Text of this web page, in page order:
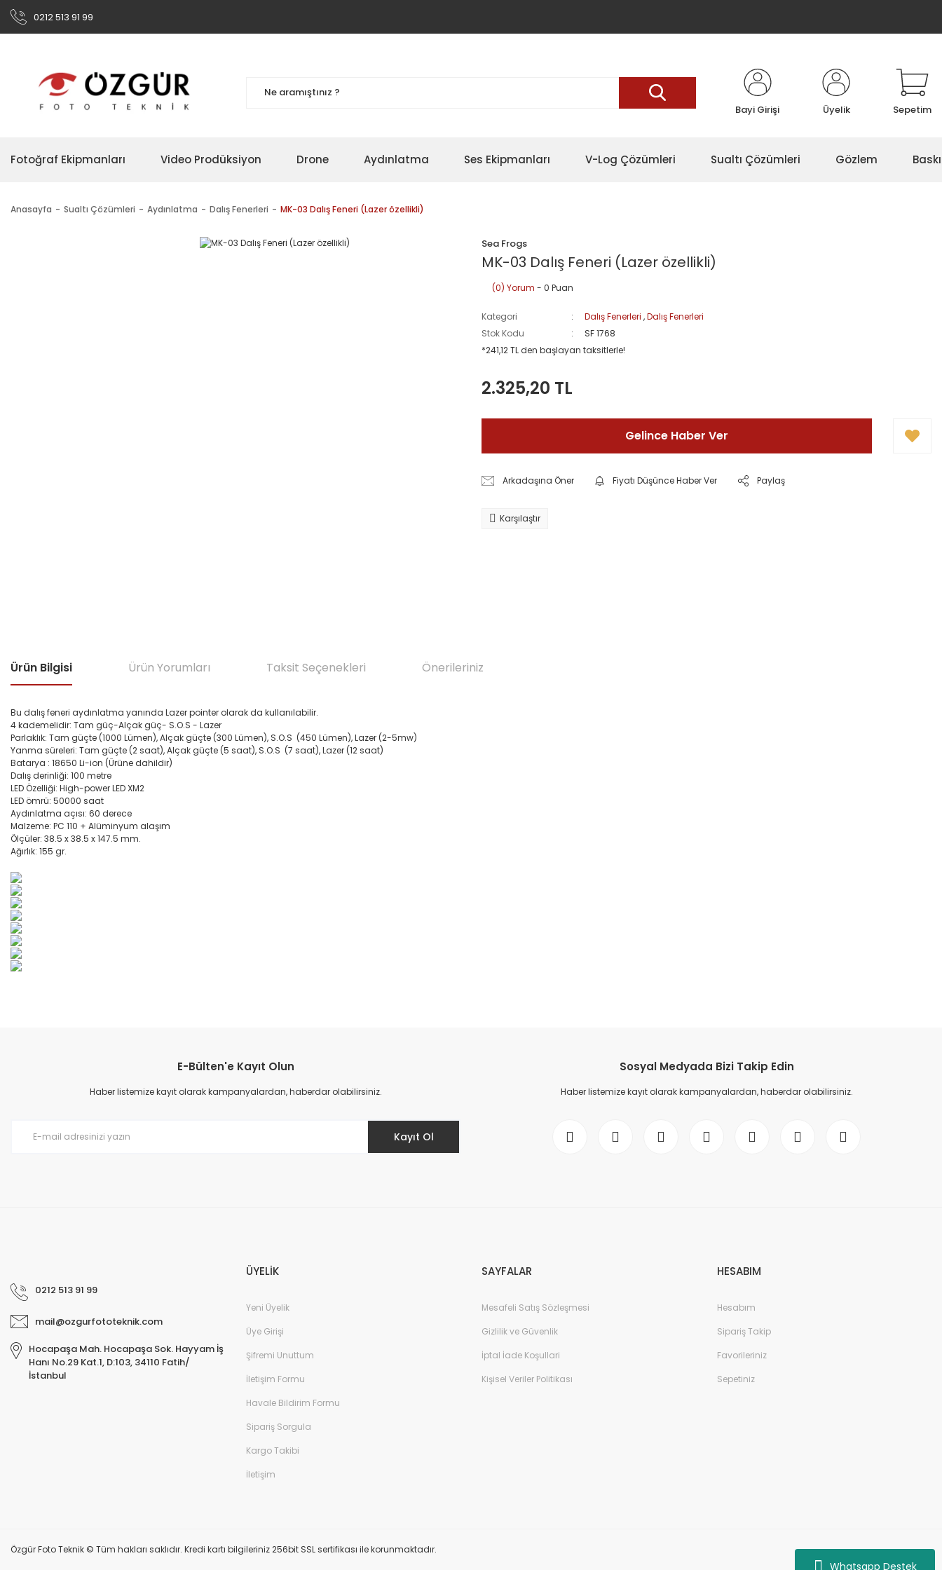
Whatsapp Destek
0212 513 91 99
Bayi Girişi Üyelik Sepetim
Fotoğraf Ekipmanları Video Prodüksiyon Drone Aydınlatma Ses Ekipmanları V-Log Çözümleri Sualtı Çözümleri Gözlem
Anasayfa Sualtı Çözümleri Aydınlatma Dalış Fenerleri MK-03 Dalış Feneri (Lazer özellikli)
Sea Frogs
MK-03 Dalış Feneri (Lazer özellikli)
(0) Yorum - 0 Puan
Kategori Dalış Fenerleri ,Dalış Fenerleri
Stok Kodu
SF 1768
*241,12 TL den başlayan taksitlerle!
2.325,20 TL
Gelince Haber Ver
Arkadaşına Öner Fiyatı Düşünce Haber Ver Paylaş
Karşılaştır
Ürün Bilgisi Ürün Yorumları Taksit Seçenekleri Önerileriniz
Bu dalış feneri aydınlatma yanında Lazer pointer olarak da kullanılabilir.
4 kademelidir: Tam güç-Alçak güç- S.O.S - Lazer
Parlaklık: Tam güçte (1000 Lümen), Alçak güçte (300 Lümen), S.O.S (450 Lümen), Lazer (2-5mw)
Yanma süreleri: Tam güçte (2 saat), Alçak güçte (5 saat), S.O.S (7 saat), Lazer (12 saat)
Batarya : 18650 Li-ion (Ürüne dahildir)
Dalış derinliği: 100 metre
LED Özelliği: High-power LED XM2
LED ömrü: 50000 saat
Aydınlatma açısı: 60 derece
Malzeme: PC 110 + Alüminyum alaşım
Ölçüler: 38.5 x 38.5 x 147.5 mm.
Ağırlık: 155 gr.
Ürün resmi kalitesiz, bozuk veya görüntülenemiyor.
Ürün açıklamasında eksik bilgiler bulunuyor.
E-Bülten'e Kayıt Olun
Haber listemize kayıt olarak kampanyalardan, haberdar olabilirsiniz.
Kayıt Ol
Sosyal Medyada Bizi Takip Edin
Haber listemize kayıt olarak kampanyalardan, haberdar olabilirsiniz.
0212 513 91 99
mail@ozgurfototeknik.com
Hocapaşa Mah. Hocapaşa Sok. Hayyam İş
Hanı No.29 Kat.1, D:103, 34110 Fatih/
İstanbul
ÜYELİK
Yeni Üyelik
Üye Girişi
Şifremi Unuttum
İletişim Formu
Havale Bildirim Formu
Sipariş Sorgula
Kargo Takibi
İletişim
SAYFALAR
Mesafeli Satış Sözleşmesi
Gizlilik ve Güvenlik
İptal İade Koşullari
Kişisel Veriler Politikası
HESABIM
Hesabım
Sipariş Takip
Favorileriniz
Sepetiniz
Özgür Foto Teknik © Tüm hakları saklıdır. Kredi kartı bilgileriniz 256bit SSL sertifikası ile korunmaktadır.